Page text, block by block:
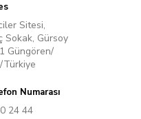
Sitesi,
Sokak, Gürsoy
Güngören/
Numarası
24 44